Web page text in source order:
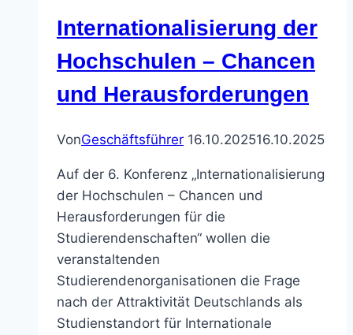
Zweitstudierende
in
Ba-
Wü
Internationalisierung der
Hochschulen – Chancen
und Herausforderungen
VonGeschäftsführer 16.10.202516.10.2025
Auf der 6. Konferenz „Internationalisierung
der Hochschulen – Chancen und
Herausforderungen für die
Studierendenschaften“ wollen die
veranstaltenden
Studierendenorganisationen die Frage
nach der Attraktivität Deutschlands als
Studienstandort für Internationale